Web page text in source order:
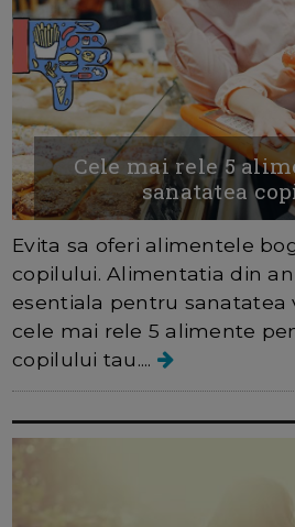
Cele mai rele 5
sanatatea
Evita sa oferi alimentele
copilului. Alimentatia din
esentiala pentru sanatatea
cele mai rele 5 alimente
copilului tau....